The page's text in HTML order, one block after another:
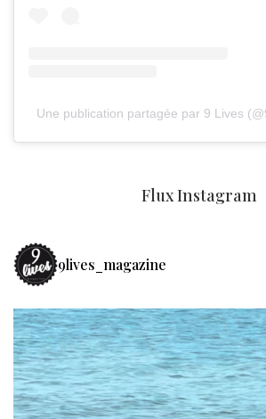
Une publication partagée par 9 Lives
Flux Instagram
9lives_magazine